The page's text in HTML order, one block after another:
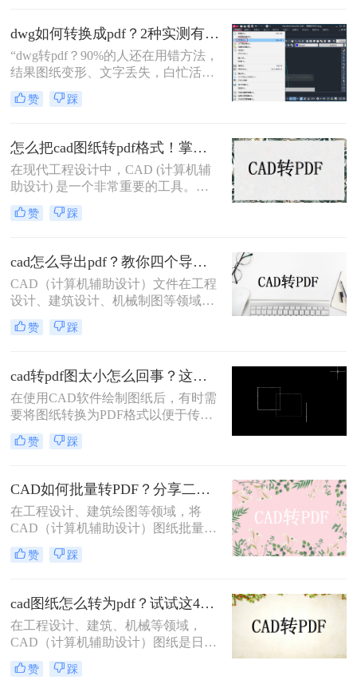
pdf呢？本文将介绍三种将CAD文件
转换为PDF的高效方法。
dwg如何转换成pdf？2种实测有效技巧，精准无损告别格式混乱！
“dwg转pdf？90%的人还在用错方法，
结果图纸变形、文字丢失，白忙活一
整天！”在IT、设计与工程领域，dwg
文件转pdf是职场日常刚需。但你是否
糊、甚至关键标注消失？根据行业调
研，超70%的办公人群因转换工具不
靠谱，每天浪费15分钟以上处理格式
问题。
赞 踩
怎么把cad图纸转pdf格式！掌握这3种方法就可以
在现代工程设计中，CAD (计算机辅
助设计) 是一个非常重要的工具。
CAD软件允许工程师们创建准确且详
细的图纸，以便进行设计和分析。然
转换为PDF格式，以便与他人共享或
打印。现在让我们来探讨一下怎么把
cad图纸转pdf格式。
赞 踩
cad怎么导出pdf？教你四个导出方法！
CAD（计算机辅助设计）文件在工程
设计、建筑设计、机械制图等领域中
扮演着重要角色。有时，我们需要将
这些CAD文件导出为PDF格式，以便
享。那么cad怎么导出pdf呢？本文将
介绍四种将CAD文件导出为PDF的方
法。
赞 踩
cad转pdf图太小怎么回事？这两个方法很不错！
在使用CAD软件绘制图纸后，有时需
要将图纸转换为PDF格式以便于传输
和查看。然而，在转换过程中，有时
会遇到CAD转PDF图太小的问题。这
为您详细分析原因并提供cad转pdf图
太小怎么回事解决方法。
赞 踩
CAD如何批量转PDF？分享二种高效的转换方法！
在工程设计、建筑绘图等领域，将
CAD（计算机辅助设计）图纸批量转
换为PDF（可移植文档格式）是一个
常见且重要的任务。PDF格式不仅具
保护设计文件的完整性和版权。那么
CAD如何批量转PDF呢？本文将介绍
两种将CAD图纸批量转换为PDF的高
效方法。
赞 踩
cad图纸怎么转为pdf？试试这4种实用转换方法！
在工程设计、建筑、机械等领域，
CAD（计算机辅助设计）图纸是日常
工作中不可或缺的重要文件。然而，
为了更方便地分享、存档和打印这些
赞 踩